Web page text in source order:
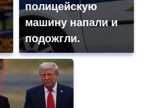
полицейскую
машину напали и
подожгли.